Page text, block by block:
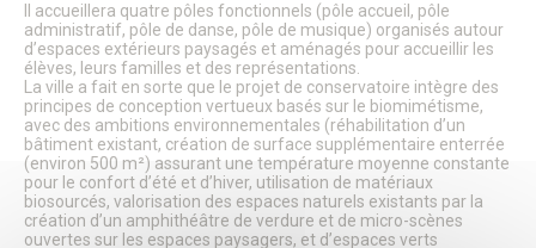
Voyage au temps des premiers Rois de France
Nouveau conservatoire
Le site d’Ordener
Action Cœur de Ville
L’ecoQuartier de la gare – Phase 2
L’ÉcoQuartier de la Gare – le chantier
L’ÉcoQuartier de la Gare – genèse du projet
Ville amie des enfants
Passeport du civisme
Programmation des fonds européens – ITI
Il accueillera quatre pôles fonctionnels (pôle accueil, pôle
administratif, pôle de danse, pôle de musique) organisés autour
d’espaces extérieurs paysagés et aménagés pour accueillir les
élèves, leurs familles et des représentations.
La ville a fait en sorte que le projet de conservatoire intègre des
principes de conception vertueux basés sur le biomimétisme,
avec des ambitions environnementales (réhabilitation d’un
bâtiment existant, création de surface supplémentaire enterrée
(environ 500 m²) assurant une température moyenne constante
pour le confort d’été et d’hiver, utilisation de matériaux
biosourcés, valorisation des espaces naturels existants par la
création d’un amphithéâtre de verdure et de micro-scènes
ouvertes sur les espaces paysagers, et d’espaces verts